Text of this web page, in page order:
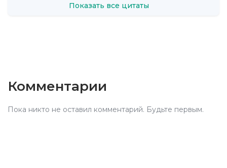
Показать все цитаты
Комментарии
Пока никто не оставил комментарий. Будьте первым.